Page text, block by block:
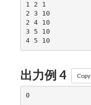
1 2 1
2 3 10
2 4 10
3 5 10
出力例 4 Copy